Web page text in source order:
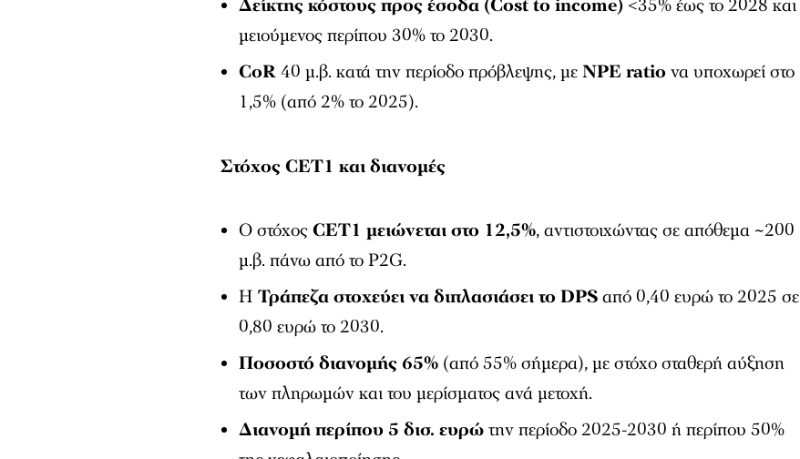
Δείκτης κόστους προς έσοδα (Cost to income) <35% έως το 2028 και
μειούμενος περίπου 30% το 2030.
CoR40 μ.β. κατά την περίοδο πρόβλεψης, μεNPE ratioνα υποχωρεί στο
1,5% (από 2% το 2025).
Στόχος CET1 και διανομές
Ο στόχοςCET1 μειώνεται στο 12,5%, αντιστοιχώντας σε απόθεμα ~200
μ.β. πάνω από το P2G.
ΗΤράπεζα στοχεύει να διπλασιάσει το DPSαπό 0,40 ευρώ το 2025 σε
0,80 ευρώ το 2030.
Ποσοστό διανομής 65% (από 55% σήμερα), με στόχο σταθερή αύξηση
των πληρωμών και του μερίσματος ανά μετοχή.
Διανομή περίπου 5 δισ. ευρώτην περίοδο 2025-2030 ή περίπου 50%